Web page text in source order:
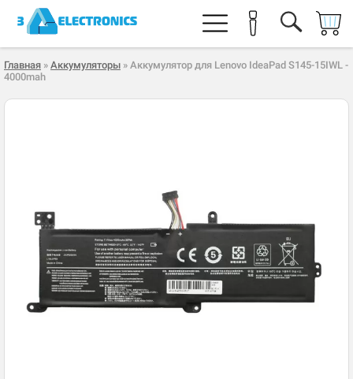
Главная » Аккумуляторы » Аккумулятор для Lenovo IdeaPad S145-15IWL -
4000mah